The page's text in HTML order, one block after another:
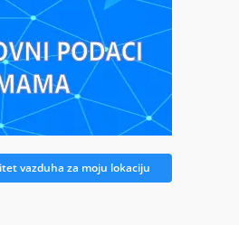
vazduha za moju lokaciju